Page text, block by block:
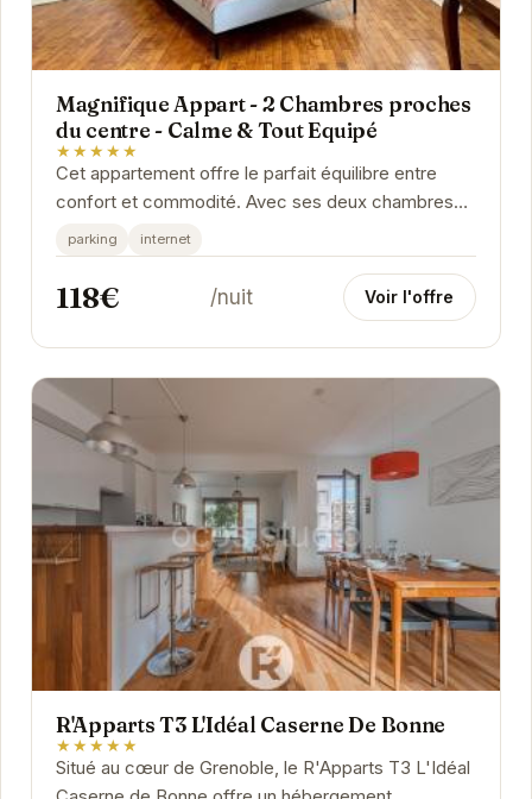
Magnifique Appart - 2 Chambres proches
du centre - Calme & Tout Equipé
★★★★★
Cet appartement offre le parfait équilibre entre
confort et commodité. Avec ses deux chambres
spacieuses, il peut accueillir jusqu'à quatre...
parking internet
118€ /nuit Voir l'offre
R'Apparts T3 L'Idéal Caserne De Bonne
★★★★★
Situé au cœur de Grenoble, le R'Apparts T3 L'Idéal